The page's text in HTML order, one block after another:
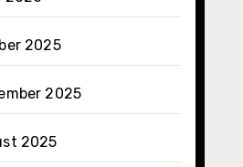
2025
2025
2025